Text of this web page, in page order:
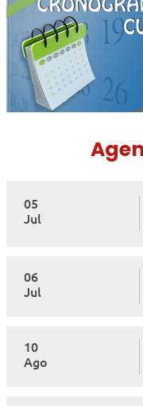
05
Jul
06
Jul
10
Ago